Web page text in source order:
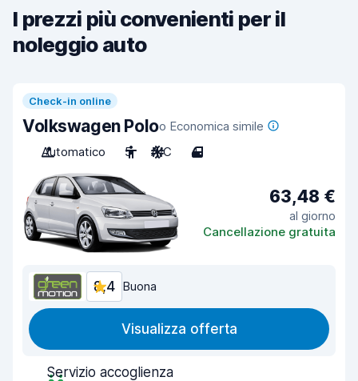
I prezzi più convenienti per il
noleggio auto
Check-in online
Volkswagen Poloo Economica simile
Automatico
5 A/C 4
63,48 €
al giorno
Cancellazione gratuita
8,4 Buona
Visualizza offerta
Servizio accoglienza